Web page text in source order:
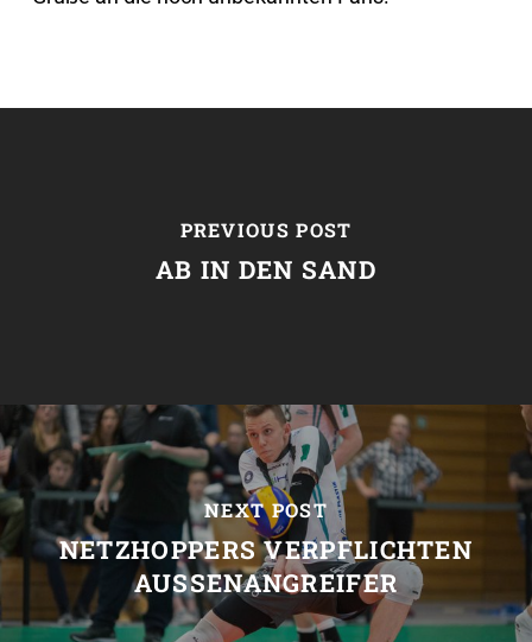
PREVIOUS POST
AB IN DEN SAND
NEXT POST
NETZHOPPERS VERPFLICHTEN
AUSSENANGREIFER